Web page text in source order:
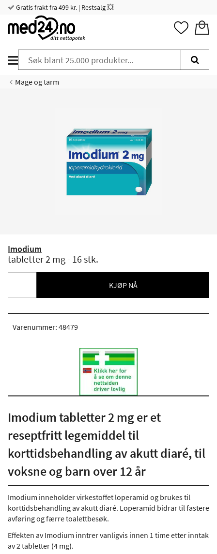
Gratis frakt fra 499 kr. | Restsalg 💥
Mage og tarm
Imodium
tabletter 2 mg - 16 stk.
KJØP NÅ
Varenummer: 48479
Imodium tabletter 2 mg er et
reseptfritt legemiddel til
korttidsbehandling av akutt diaré, til
voksne og barn over 12 år
Imodium inneholder virkestoffet loperamid og brukes til
korttidsbehandling av akutt diaré. Loperamid bidrar til fastere
avføring og færre toalettbesøk.
Effekten av Imodium inntrer vanligvis innen 1 time etter inntak
av 2 tabletter (4 mg).